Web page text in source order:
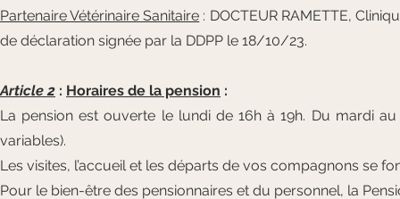
Partenaire Vétérinaire Sanitaire : DOCTEUR RAMETTE,
de déclaration signée par la DDPP le 18/10/23.
Article 2 : Horaires de la pension :
La pension est ouverte le lundi de 16h à 19h. Du mardi
variables).
Les visites, l’accueil et les départs de vos compagnons se
Pour le bien-être des pensionnaires et du personnel, la